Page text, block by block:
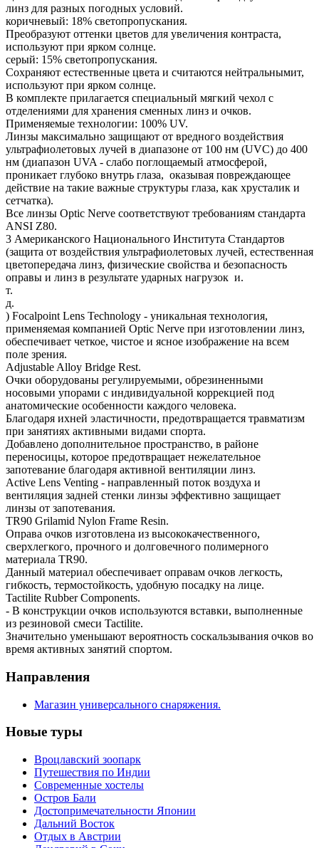
линз для разных погодных условий.
коричневый: 18% светопропускания.
Преобразуют оттенки цветов для увеличения контраста,
используют при ярком солнце.
серый: 15% светопропускания.
Сохраняют естественные цвета и считаются нейтральнымит,
используют при ярком солнце.
В комплекте прилагается специальный мягкий чехол с
отделениями для хранения сменных линз и очков.
Применяемые технологии: 100% UV.
Линзы максимально защищают от вредного воздействия
ультрафиолетовых лучей в диапазоне от 100 нм (UVC) до 400
нм (диапазон UVA - слабо поглощаемый атмосферой,
проникает глубоко внутрь глаза, оказывая повреждающее
действие на такие важные структуры глаза, как хрусталик и
сетчатка).
Все линзы Optic Nerve соответствуют требованиям стандарта
ANSI Z80.
3 Американского Национального Института Стандартов
(защита от воздействия ультрафиолетовых лучей, естественная
цветопередача линз, физические свойства и безопасность
оправы и линз в результате ударных нагрузок и.
т.
д.
) Focalpoint Lens Technology - уникальная технология,
применяемая компанией Optic Nerve при изготовлении линз,
обеспечивает четкое, чистое и ясное изображение на всем
поле зрения.
Adjustable Alloy Bridge Rest.
Очки оборудованы регулируемыми, обрезиненными
носовыми упорами с индивидуальной коррекцией под
анатомические особенности каждого человека.
Благодаря ихней эластичности, предотвращается травматизм
при занятиях активными видами спорта.
Добавлено дополнительное пространство, в районе
переносицы, которое предотвращает нежелательное
запотевание благодаря активной вентиляции линз.
Active Lens Venting - направленный поток воздуха и
вентиляция задней стенки линзы эффективно защищает
линзы от запотевания.
TR90 Grilamid Nylon Frame Resin.
Оправа очков изготовлена из высококачественного,
сверхлегкого, прочного и долговечного полимерного
материала TR90.
Данный материал обеспечивает оправам очков легкость,
гибкость, термостойкость, удобную посадку на лице.
Tactilite Rubber Components.
- В конструкции очков используются вставки, выполненные
из резиновой смеси Tactilite.
Значительно уменьшают вероятность соскальзывания очков во
время активных занятий спортом.
Направления
Магазин универсального снаряжения.
Новые туры
Вроцлавский зоопарк
Путешествия по Индии
Современные хостелы
Остров Бали
Достопримечательности Японии
Дальний Восток
Отдых в Австрии